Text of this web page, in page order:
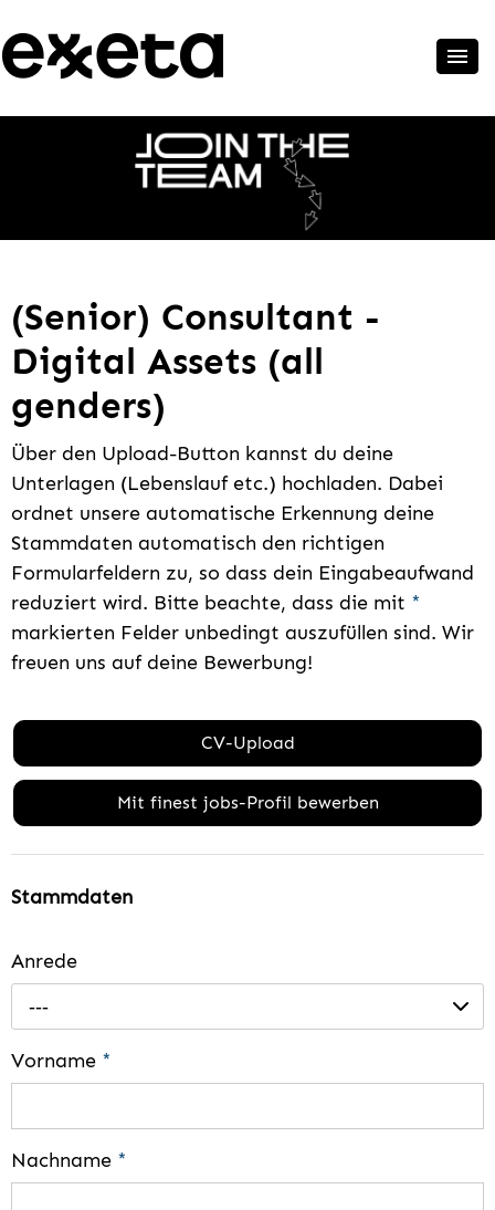
(Senior) Consultant -
Digital Assets (all
genders)
Über den Upload-Button kannst du deine
Unterlagen (Lebenslauf etc.) hochladen. Dabei
ordnet unsere automatische Erkennung deine
Stammdaten automatisch den richtigen
Formularfeldern zu, so dass dein Eingabeaufwand
reduziert wird. Bitte beachte, dass die mit *
markierten Felder unbedingt auszufüllen sind. Wir
freuen uns auf deine Bewerbung!
CV-Upload
Mit finest jobs-Profil bewerben
Stammdaten
Anrede
---
Vorname *
Nachname *